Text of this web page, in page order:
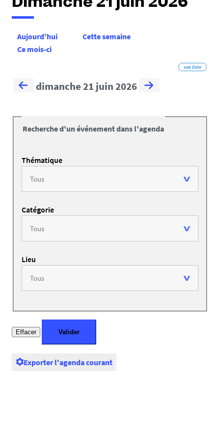
Dimanche 21 juin 2026
Aujourd'hui
Cette semaine
Ce mois-ci
vue liste
dimanche 21 juin 2026
Recherche d'un événement dans l'agenda
Thématique
Catégorie
Lieu
Exporter l'agenda courant